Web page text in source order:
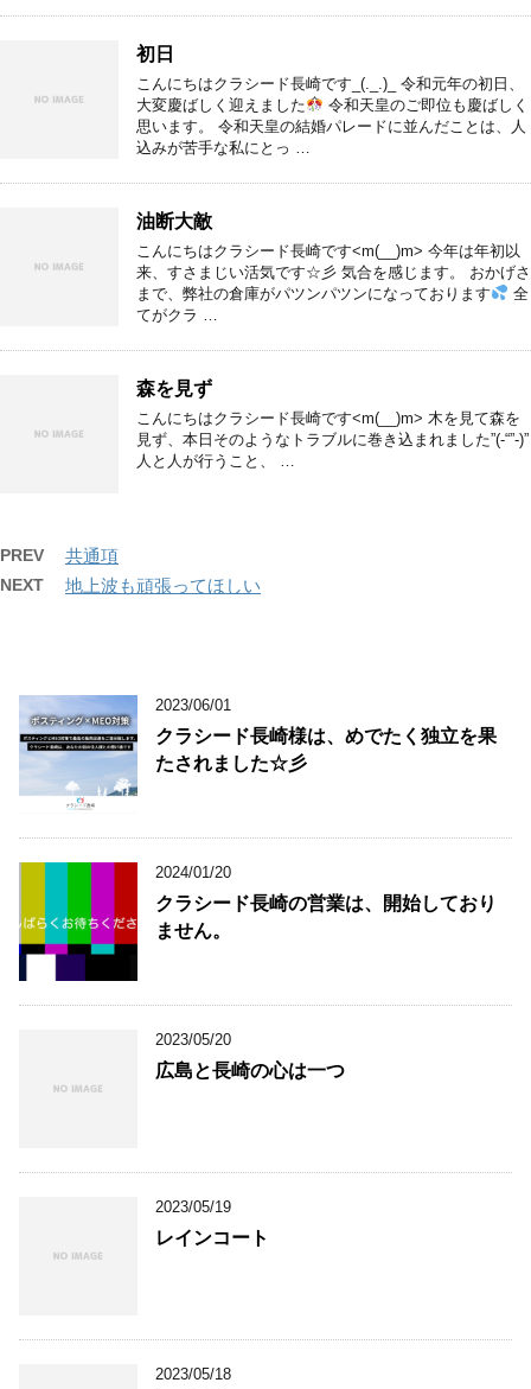
初日
こんにちはクラシード長崎です_(._.)_ 令和元年の初日、
大変慶ばしく迎えました
令和天皇のご即位も慶ばしく
思います。 令和天皇の結婚パレードに並んだことは、人
込みが苦手な私にとっ …
油断大敵
こんにちはクラシード長崎です<m(__)m> 今年は年初以
来、すさまじい活気です☆彡 気合を感じます。 おかげさ
まで、弊社の倉庫がパツンパツンになっております
全
てがクラ …
森を見ず
こんにちはクラシード長崎です<m(__)m> 木を見て森を
見ず、本日そのようなトラブルに巻き込まれました”(-“”-)”
人と人が行うこと、 …
PREV 共通項
NEXT 地上波も頑張ってほしい
2023/06/01
クラシード長崎様は、めでたく独立を果
たされました☆彡
2024/01/20
クラシード長崎の営業は、開始しており
ません。
2023/05/20
広島と長崎の心は一つ
2023/05/19
レインコート
2023/05/18